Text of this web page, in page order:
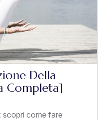
Della
Completa]
scopri come fare